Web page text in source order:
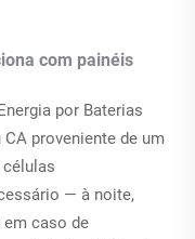
com painéis
por Baterias
proveniente de um
— à noite,
caso de